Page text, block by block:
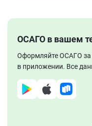
ОСАГО в вашем
Оформляйте ОСАГО за
в приложении. Все